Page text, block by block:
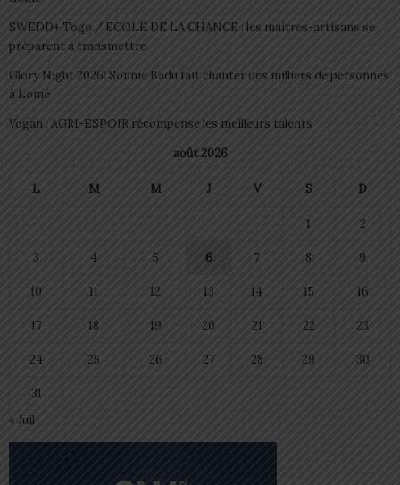
SWEDD+ Togo / ECOLE DE LA CHANCE : les maitres-artisans se
préparent à transmettre
Glory Night 2026: Sonnie Badu fait chanter des milliers de personnes
à Lomé
Vogan : AGRI-ESPOIR récompense les meilleurs talents
août 2026
L M M J V S D
1 2
3 4 5 6 7 8 9
10 11 12 13 14 15 16
17 18 19 20 21 22 23
24 25 26 27 28 29 30
31
« Juil